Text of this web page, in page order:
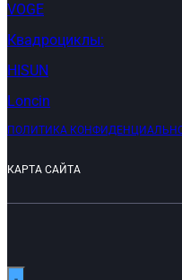
VOGE
Квадроциклы:
HISUN
Loncin
ПОЛИТИКА
КАРТА САЙТА